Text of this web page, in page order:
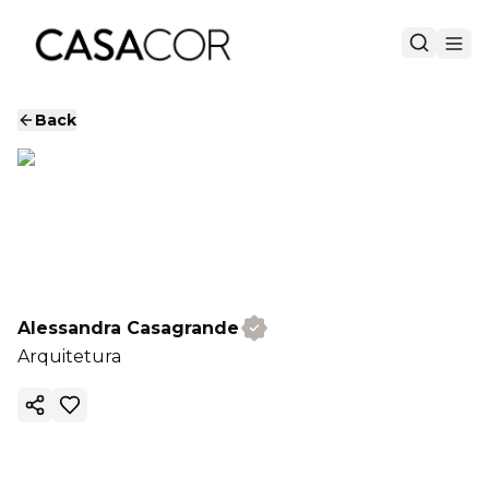
Back
Alessandra Casagrande
Arquitetura
Copy ink